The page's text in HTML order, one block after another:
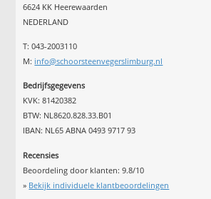
6624 KK Heerewaarden
NEDERLAND
T: 043-2003110
M: info@schoorsteenvegerslimburg.nl
Bedrijfsgegevens
KVK: 81420382
BTW: NL8620.828.33.B01
IBAN: NL65 ABNA 0493 9717 93
Recensies
Beoordeling door klanten:9.8/10
» Bekijk individuele klantbeoordelingen